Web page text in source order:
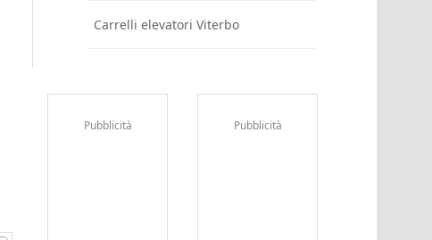
Carrelli elevatori Viterbo
Pubblicità Pubblicità